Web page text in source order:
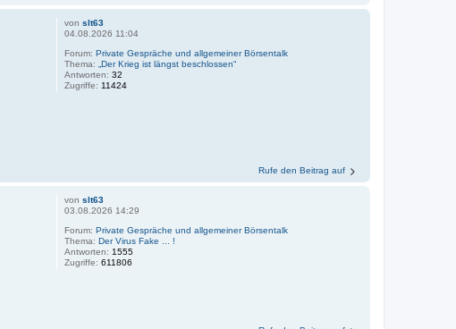
vonslt63
04.08.2026 11:04
Forum:Private Gespräche und allgemeiner Börsentalk
Thema:
„Der Krieg ist längst beschlossen“
Antworten:32
Zugriffe: 11424
Rufe den Beitrag auf
vonslt63
03.08.2026 14:29
Forum:Private Gespräche und allgemeiner Börsentalk
Thema:Der Virus Fake ... !
Antworten: 1555
Zugriffe:611806